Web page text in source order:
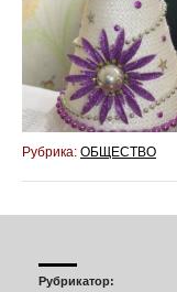
Рубрика: ОБЩЕСТВО
Рубрикатор: